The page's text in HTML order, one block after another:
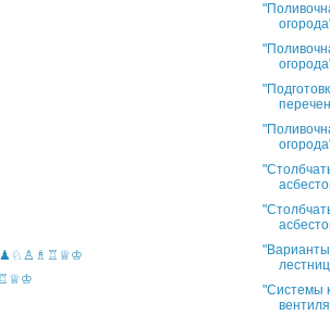
"Системы